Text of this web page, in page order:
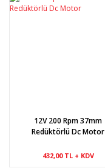
12V 200 Rpm 37mm
Redüktörlü Dc Motor
432,00 TL + KDV